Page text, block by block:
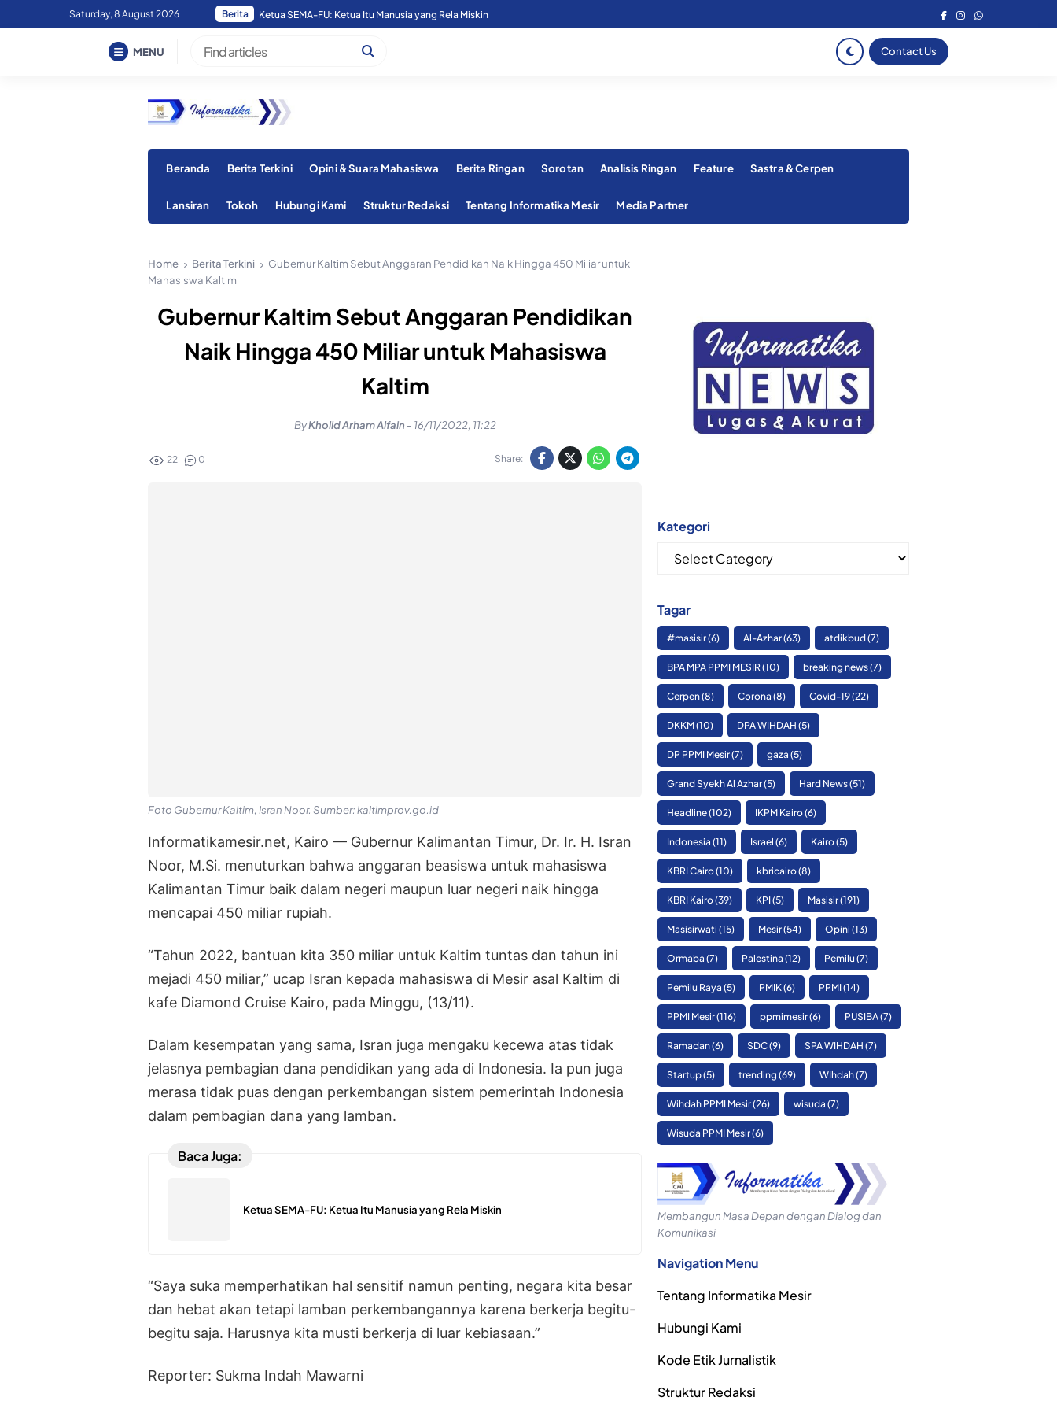
to
Saturday, 8 August 2026 Berita Ketua SEMA-FU: Ketua Itu Manusia yang Rela Miskin
MENU Contact Us
Beranda Berita Terkini Opini & Suara Mahasiswa Berita Ringan Sorotan Analisis Ringan Feature Sastra & Cerpen
Lansiran Tokoh Hubungi Kami Struktur Redaksi Tentang Informatika Mesir Media Partner
Home Berita Terkini
Gubernur Kaltim Sebut Anggaran Pendidikan Naik Hingga 450 Miliar untuk
Mahasiswa Kaltim
Gubernur Kaltim Sebut Anggaran Pendidikan
Naik Hingga 450 Miliar untuk Mahasiswa
Kaltim
ByKholid Arham Alfain - 16/11/2022, 11:22
22 0 Share:
Foto Gubernur Kaltim, Isran Noor. Sumber: kaltimprov.go.id
Informatikamesir.net, Kairo — Gubernur Kalimantan Timur, Dr. Ir. H. Isran
Noor, M.Si. menuturkan bahwa anggaran beasiswa untuk mahasiswa
Kalimantan Timur baik dalam negeri maupun luar negeri naik hingga
mencapai 450 miliar rupiah.
“Tahun 2022, bantuan kita 350 miliar untuk Kaltim tuntas dan tahun ini
mejadi 450 miliar,” ucap Isran kepada mahasiswa di Mesir asal Kaltim di
kafe Diamond Cruise Kairo, pada Minggu, (13/11).
Dalam kesempatan yang sama, Isran juga mengaku kecewa atas tidak
jelasnya pembagian dana pendidikan yang ada di Indonesia. Ia pun juga
merasa tidak puas dengan perkembangan sistem pemerintah Indonesia
dalam pembagian dana yang lamban.
Baca Juga:
Ketua SEMA-FU: Ketua Itu Manusia yang Rela Miskin
“Saya suka memperhatikan hal sensitif namun penting, negara kita besar
dan hebat akan tetapi lamban perkembangannya karena berkerja begitu-
begitu saja. Harusnya kita musti berkerja di luar kebiasaan.”
Reporter: Sukma Indah Mawarni
Kategori
Kategori
Tagar
#masisir(6) Al-Azhar(63) atdikbud(7)
BPA MPA PPMI MESIR(10) breaking news(7)
Cerpen(8) Corona (8) Covid-19(22)
DKKM(10) DPA WIHDAH (5)
DP PPMI Mesir(7) gaza (5)
Grand Syekh Al Azhar(5) Hard News(51)
Headline(102) IKPM Kairo(6)
Indonesia (11) Israel (6) Kairo(5)
KBRI Cairo(10) kbricairo(8)
KBRI Kairo(39) KPI(5) Masisir(191)
Masisirwati (15) Mesir(54) Opini (13)
Ormaba (7) Palestina (12) Pemilu (7)
Pemilu Raya (5) PMIK(6) PPMI(14)
PPMI Mesir(116) ppmimesir(6) PUSIBA(7)
Ramadan(6) SDC(9) SPA WIHDAH (7)
Startup(5) trending (69) WIhdah(7)
Wihdah PPMI Mesir(26) wisuda (7)
Wisuda PPMI Mesir(6)
Membangun Masa Depan dengan Dialog dan
Komunikasi
Navigation Menu
Tentang Informatika Mesir
Hubungi Kami
Kode Etik Jurnalistik
Struktur Redaksi